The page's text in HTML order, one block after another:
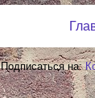
Подписаться на: